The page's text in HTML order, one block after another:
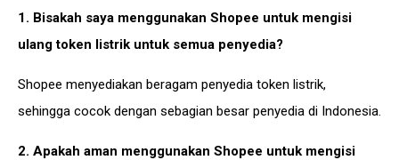
1. Bisakah saya menggunakan Shopee untuk mengisi
ulang token listrik untuk semua penyedia?
Shopee menyediakan beragam penyedia token listrik,
sehingga cocok dengan sebagian besar penyedia di Indonesia.
2. Apakah aman menggunakan Shopee untuk mengisi